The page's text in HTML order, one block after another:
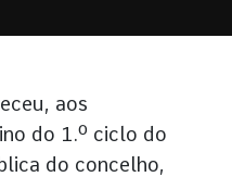
aos
do 1.º ciclo do
do concelho,